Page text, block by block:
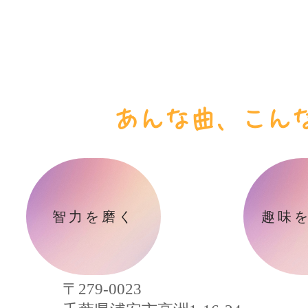
あんな曲、こん
智力を磨く 趣味
〒279-0023